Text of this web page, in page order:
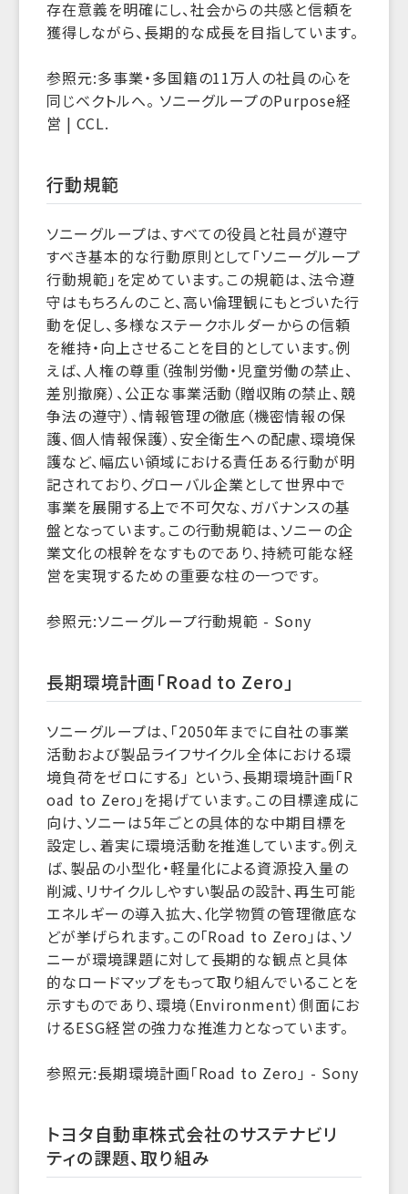
存在意義を明確にし、社会からの共感と信頼を
獲得しながら、長期的な成長を目指しています。
参照元:多事業・多国籍の11万人の社員の心を
同じベクトルへ。 ソニーグループのPurpose経
営 | CCL.
行動規範
ソニーグループは、すべての役員と社員が遵守
すべき基本的な行動原則として「ソニーグループ
行動規範」を定めています。この規範は、法令遵
守はもちろんのこと、高い倫理観にもとづいた行
動を促し、多様なステークホルダーからの信頼
を維持・向上させることを目的としています。例
えば、人権の尊重（強制労働・児童労働の禁止、
差別撤廃）、公正な事業活動（贈収賄の禁止、競
争法の遵守）、情報管理の徹底（機密情報の保
護、個人情報保護）、安全衛生への配慮、環境保
護など、幅広い領域における責任ある行動が明
記されており、グローバル企業として世界中で
事業を展開する上で不可欠な、ガバナンスの基
盤となっています。この行動規範は、ソニーの企
業文化の根幹をなすものであり、持続可能な経
営を実現するための重要な柱の一つです。
参照元:ソニーグループ行動規範 - Sony
長期環境計画「Road to Zero」
ソニーグループは、「2050年までに自社の事業
活動および製品ライフサイクル全体における環
境負荷をゼロにする」 という、長期環境計画「R
oad to Zero」を掲げています。この目標達成に
向け、ソニーは5年ごとの具体的な中期目標を
設定し、着実に環境活動を推進しています。例え
ば、製品の小型化・軽量化による資源投入量の
削減、リサイクルしやすい製品の設計、再生可能
エネルギーの導入拡大、化学物質の管理徹底な
どが挙げられます。この「Road to Zero」は、ソ
ニーが環境課題に対して長期的な観点と具体
的なロードマップをもって取り組んでいることを
示すものであり、環境（Environment）側面にお
けるESG経営の強力な推進力となっています。
参照元:長期環境計画「Road to Zero」 - Sony
トヨタ自動車株式会社のサステナビリ
ティの課題、取り組み